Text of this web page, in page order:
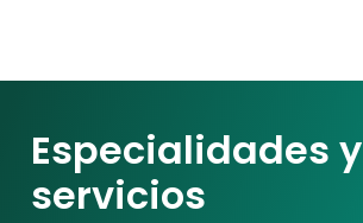
Especialidades y
servicios